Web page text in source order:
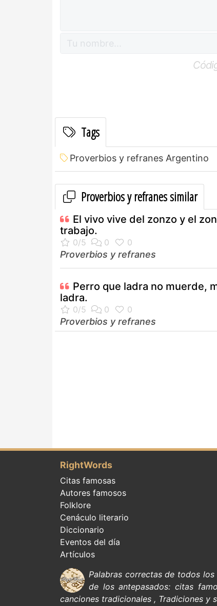
Tags
Proverbios y refranes Argentino
Proverbios y refranes similar
El vivo vive del zonzo y el
trabajo.
Proverbios y refranes
Perro que ladra no muerde,
ladra.
Proverbios y refranes
RightWords
Citas famosas
Autores famosos
Folklore
Cenáculo literario
Diccionario
Eventos del día
Artículos
Palabras correctas de todos
de los antepasados: citas
canciones tradicionales , Tradiciones y